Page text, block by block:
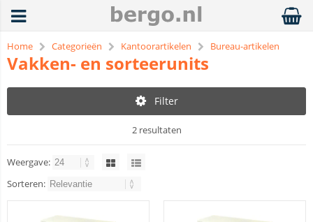
Home Categorieën Kantoorartikelen Bureau-artikelen
Vakken- en sorteerunits
Filter
2 resultaten
Weergave:
Sorteren: